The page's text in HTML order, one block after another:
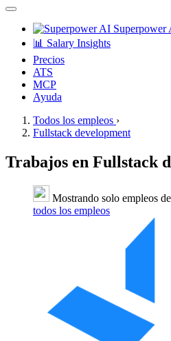
Superpower
📊 Salary Insights
Precios
ATS
MCP
Ayuda
Todos los empleos ›
Fullstack development
Trabajos en Fullstack
Mostrando solo empleos
todos los empleos